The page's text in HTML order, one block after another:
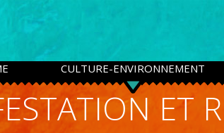
CULTURE-ENVIRONNEMENT
ET